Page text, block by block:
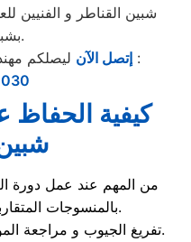
شبين القناطر و الفنيين
بشبين القناطر.
إتصل الآن ليصلكم مهندس الصيانة على الأرقام التالية :
كيفية الحفاظ
من المهم عند عمل دورة
بالمنسوجات المتقاربة والالوان ايضا.
تفريغ الجيوب و مراجعة المواد الصلبة فبل الغسيل.